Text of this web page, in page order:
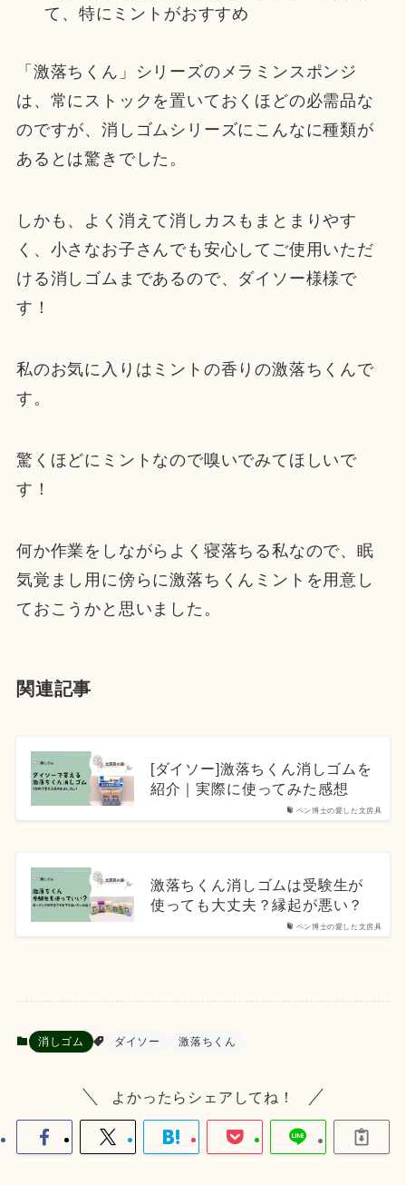
て、特にミントがおすすめ
「激落ちくん」シリーズのメラミンスポンジ
は、常にストックを置いておくほどの必需品な
のですが、消しゴムシリーズにこんなに種類が
あるとは驚きでした。
しかも、よく消えて消しカスもまとまりやす
く、小さなお子さんでも安心してご使用いただ
ける消しゴムまであるので、ダイソー様様で
す！
私のお気に入りはミントの香りの激落ちくんで
す。
驚くほどにミントなので嗅いでみてほしいで
す！
何か作業をしながらよく寝落ちる私なので、眠
気覚まし用に傍らに激落ちくんミントを用意し
ておこうかと思いました。
関連記事
ペン博士の愛した文房具
[ダイソー]激落ちくん消しゴムを
紹介｜実際に使ってみた感想
ペン博士の愛した文房具
激落ちくん消しゴムは受験生が
使っても大丈夫？縁起が悪い？
消しゴム ダイソー 激落ちくん
よかったらシェアしてね！